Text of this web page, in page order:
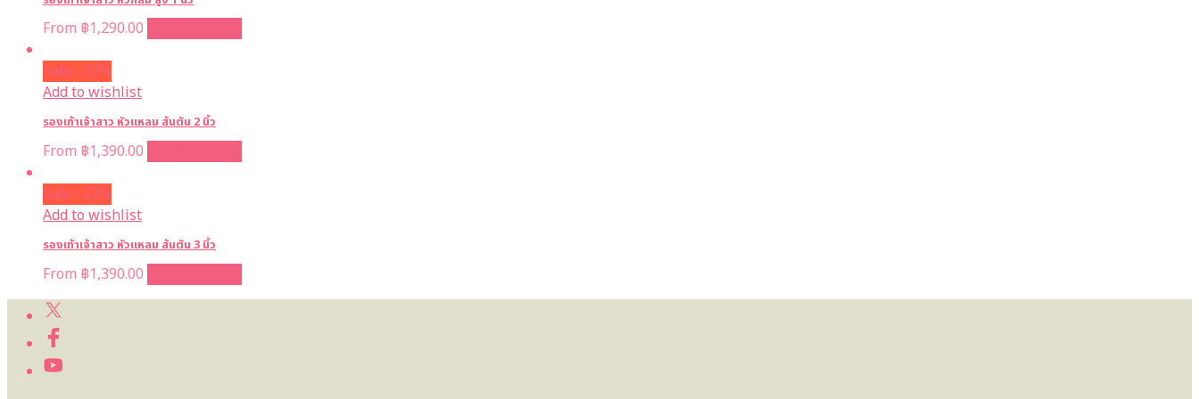
From ฿1,290.00
Sale - 22%
Add to wishlist
รองเท้าเจ้าสาว หัวแหลม ส้นตัน 2 นิ้ว
From ฿1,390.00
Sale - 22%
Add to wishlist
รองเท้าเจ้าสาว หัวแหลม ส้นตัน 3 นิ้ว
From ฿1,390.00